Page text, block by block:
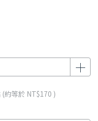
(約等於NT$170 )